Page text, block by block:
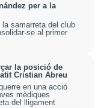
PROGRAMES
CONTACTE
per a la
samarreta del club
se al primer
la posició de
Cristian Abreu
en una acció
mèdiques
del lligament